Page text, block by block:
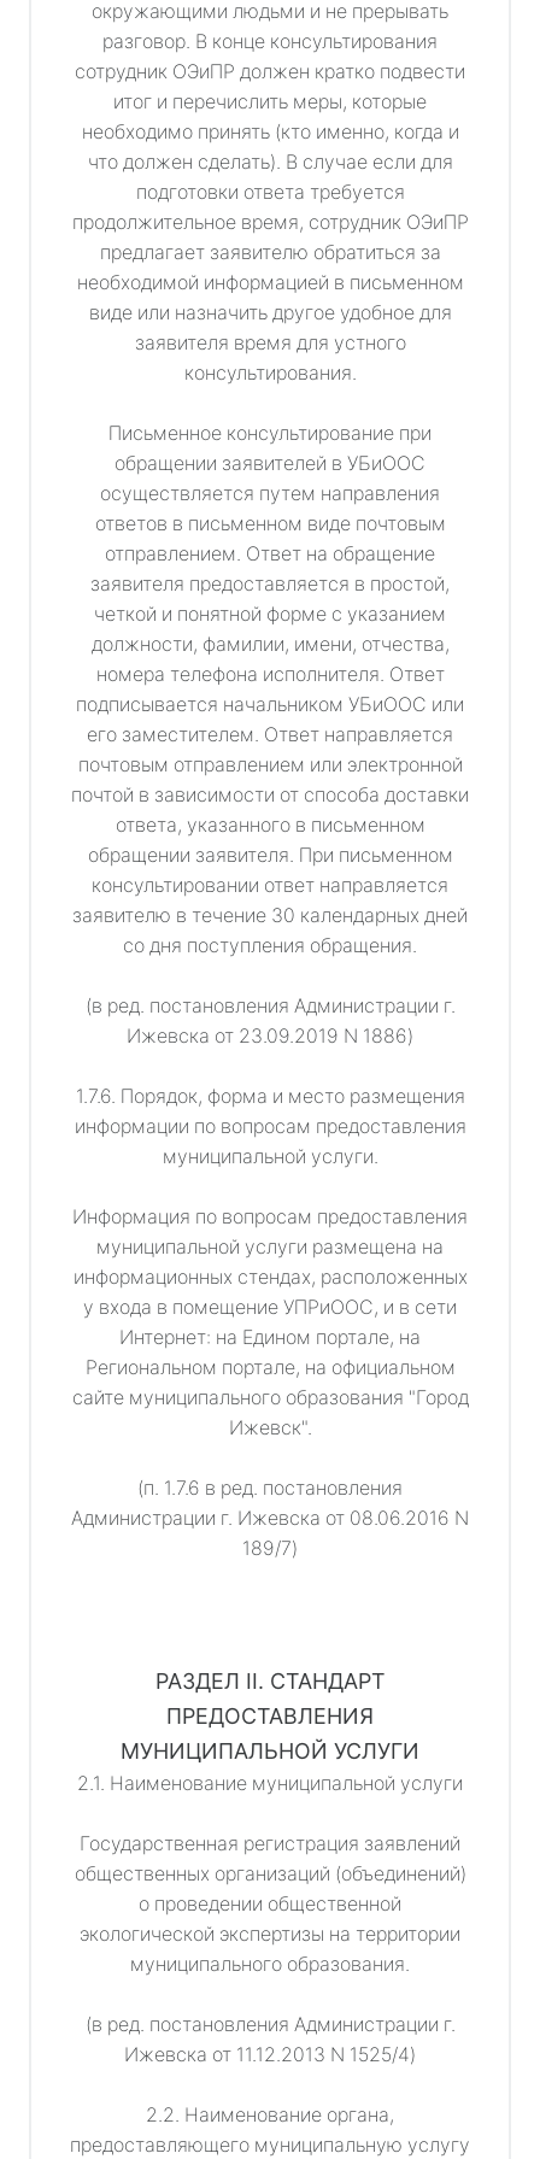
окружающими людьми и не прерывать
разговор. В конце консультирования
сотрудник ОЭиПР должен кратко подвести
итог и перечислить меры, которые
необходимо принять (кто именно, когда и
что должен сделать). В случае если для
подготовки ответа требуется
продолжительное время, сотрудник ОЭиПР
предлагает заявителю обратиться за
необходимой информацией в письменном
виде или назначить другое удобное для
заявителя время для устного
консультирования.
Письменное консультирование при
обращении заявителей в УБиООС
осуществляется путем направления
ответов в письменном виде почтовым
отправлением. Ответ на обращение
заявителя предоставляется в простой,
четкой и понятной форме с указанием
должности, фамилии, имени, отчества,
номера телефона исполнителя. Ответ
подписывается начальником УБиООС или
его заместителем. Ответ направляется
почтовым отправлением или электронной
почтой в зависимости от способа доставки
ответа, указанного в письменном
обращении заявителя. При письменном
консультировании ответ направляется
заявителю в течение 30 календарных дней
со дня поступления обращения.
(в ред. постановления Администрации г.
Ижевска от 23.09.2019 N 1886)
1.7.6. Порядок, форма и место размещения
информации по вопросам предоставления
муниципальной услуги.
Информация по вопросам предоставления
муниципальной услуги размещена на
информационных стендах, расположенных
у входа в помещение УПРиООС, и в сети
Интернет: на Едином портале, на
Региональном портале, на официальном
сайте муниципального образования "Город
Ижевск".
(п. 1.7.6 в ред. постановления
Администрации г. Ижевска от 08.06.2016 N
189/7)
РАЗДЕЛ II. СТАНДАРТ
ПРЕДОСТАВЛЕНИЯ
МУНИЦИПАЛЬНОЙ УСЛУГИ
2.1. Наименование муниципальной услуги
Государственная регистрация заявлений
общественных организаций (объединений)
о проведении общественной
экологической экспертизы на территории
муниципального образования.
(в ред. постановления Администрации г.
Ижевска от 11.12.2013 N 1525/4)
2.2. Наименование органа,
предоставляющего муниципальную услугу